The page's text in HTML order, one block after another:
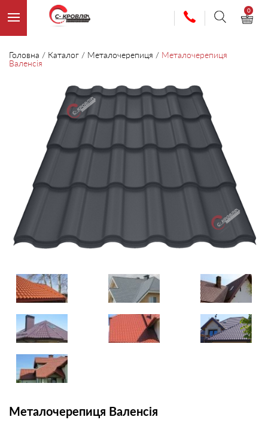
0
Головна / Каталог / Металочерепиця / Металочерепиця
Валенсія
Металочерепиця Валенсія